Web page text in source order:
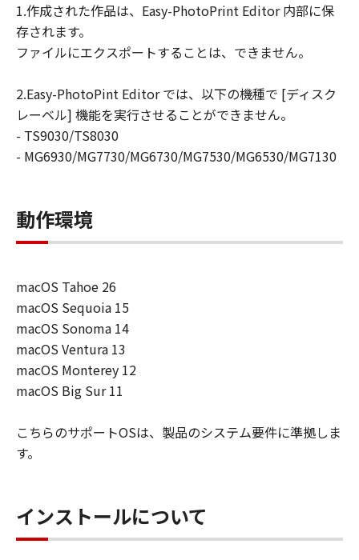
一切の責任を負いません。
ユーザーは、日本国政府または該当国の政
府より必要な許可等を得ることなしに、本
ソフトウェアの全部または一部を、直接ま
たは間接に輸出してはなりません。
1.作成された作品は、Easy-PhotoPrint Editor 内部に保
存されます。
ファイルにエクスポートすることは、できません。
2.Easy-PhotoPint Editor では、以下の機種で [ディスク
レーベル] 機能を実行させることができません。
- TS9030/TS8030
- MG6930/MG7730/MG6730/MG7530/MG6530/MG7130
動作環境
macOS Tahoe 26
macOS Sequoia 15
macOS Sonoma 14
macOS Ventura 13
macOS Monterey 12
macOS Big Sur 11
こちらのサポートOSは、製品のシステム要件に準拠しま
す。
インストールについて